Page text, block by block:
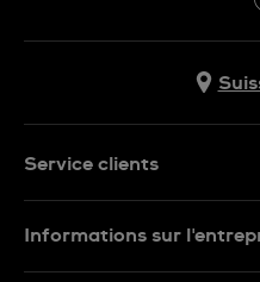
Service clients
Informations sur